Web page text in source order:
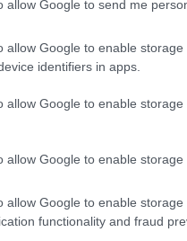
allow Google to send me
allow Google to enable
identifiers in apps.
allow Google to enable
allow Google to enable storage
allow Google to enable
functionality and fraud